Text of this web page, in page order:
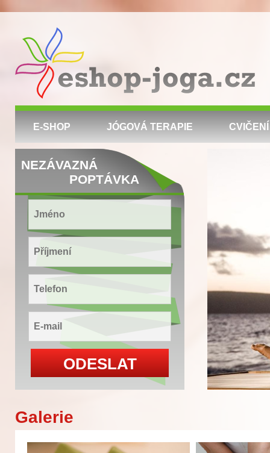
E-SHOP JÓGOVÁ TERAPIE CVIČENÍ
NEZÁVAZNÁ
POPTÁVKA
Galerie